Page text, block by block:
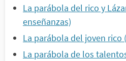
La parábola del rico y
enseñanzas)
La parábola del joven rico
La parábola de los